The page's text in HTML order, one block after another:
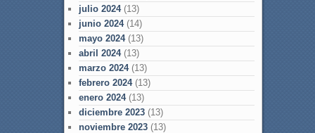
julio 2024(13)
junio 2024(14)
mayo 2024(13)
abril 2024(13)
marzo 2024(13)
febrero 2024(13)
enero 2024(13)
diciembre 2023(13)
noviembre 2023(13)